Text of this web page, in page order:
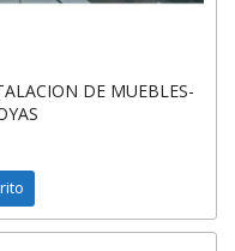
DE MUEBLES-